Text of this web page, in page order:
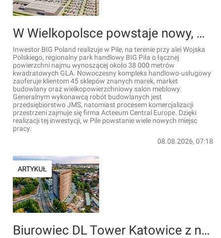
W Wielkopolsce powstaje nowy, wielki regionalny park handlowy [WIZUALIZACJE]
Inwestor BIG Poland realizuje w Pile, na terenie przy alei Wojska
Polskiego, regionalny park handlowy BIG Piła o łącznej
powierzchni najmu wynoszącej około 38 000 metrów
kwadratowych GLA. Nowoczesny kompleks handlowo-usługowy
zaoferuje klientom 45 sklepów znanych marek, market
budowlany oraz wielkopowierzchniowy salon meblowy.
Generalnym wykonawcą robót budowlanych jest
przedsiębiorstwo JMS, natomiast procesem komercjalizacji
przestrzeni zajmuje się firma Acteeum Central Europe. Dzięki
realizacji tej inwestycji, w Pile powstanie wiele nowych miejsc
pracy.
08.08.2026, 07:18
ARTYKUŁ
Biurowiec DL Tower Katowice z nowym najemcą